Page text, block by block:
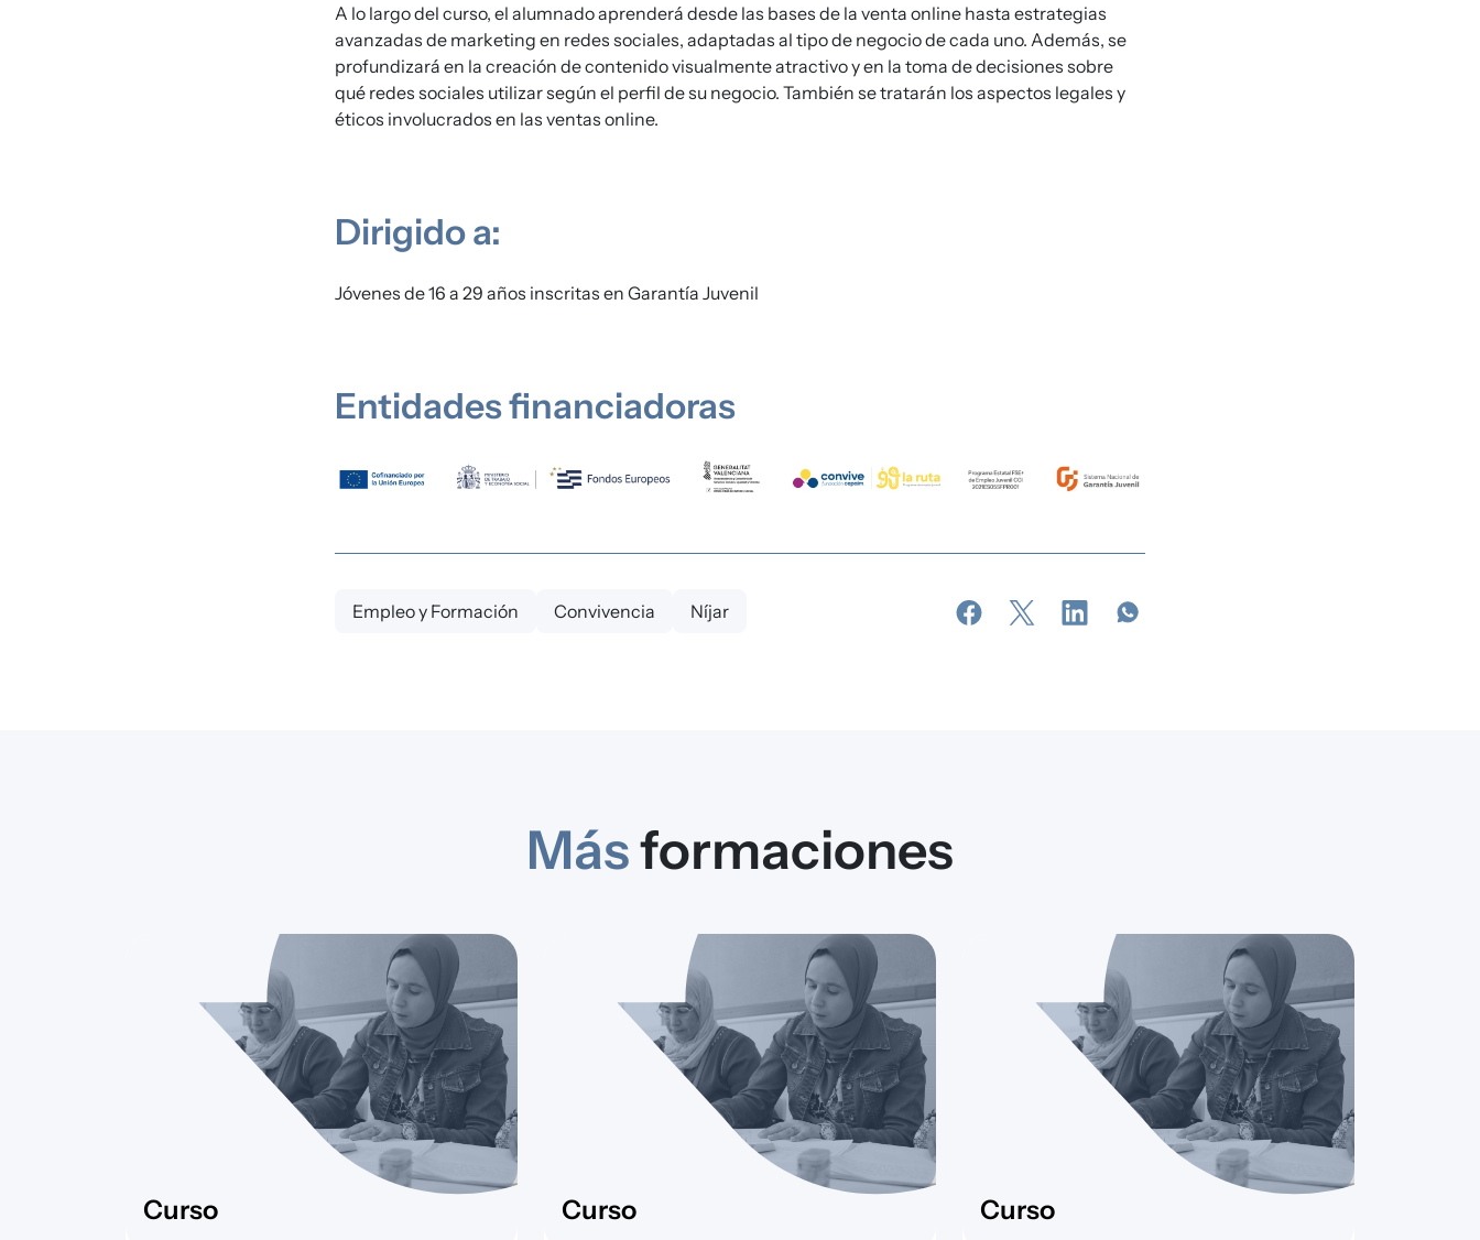
A lo largo del curso, el alumnado aprenderá desde las bases de la venta online hasta estrategias
avanzadas de marketing en redes sociales, adaptadas al tipo de negocio de cada uno. Además, se
profundizará en la creación de contenido visualmente atractivo y en la toma de decisiones sobre
qué redes sociales utilizar según el perfil de su negocio. También se tratarán los aspectos legales y
éticos involucrados en las ventas online.
Dirigido a:
Jóvenes de 16 a 29 años inscritas en Garantía Juvenil
Entidades financiadoras
Imagen
Empleo y Formación Convivencia Níjar
Másformaciones
Curso Curso Curso